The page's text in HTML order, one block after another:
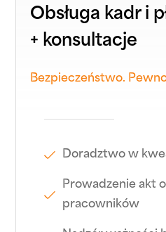
Obsługa kadr i
+ konsultacje
Bezpieczeństwo.
Doradztwo w
Prowadzenie akt
pracowników